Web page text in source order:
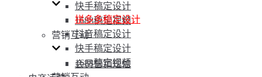
快手稿定设计
1688稿定视频
营销互动
会员营销短信
拼多多稿定设计
抖音稿定设计
快手稿定设计
1688稿定视频